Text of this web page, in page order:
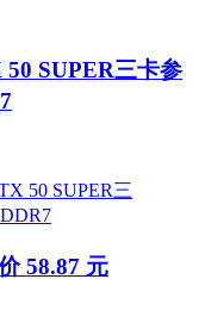
SUPER三卡参
58.87 元